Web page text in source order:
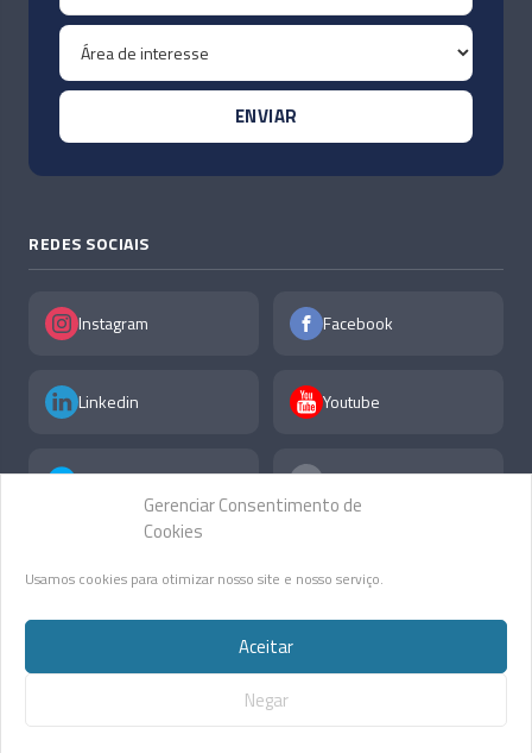
Gerenciar Consentimento de
Cookies
Usamos cookies para otimizar nosso site e nosso serviço.
Aceitar
Negar
REDES SOCIAIS
Instagram Facebook
Linkedin Youtube
X F.A.Q
Guazelli Advocacia